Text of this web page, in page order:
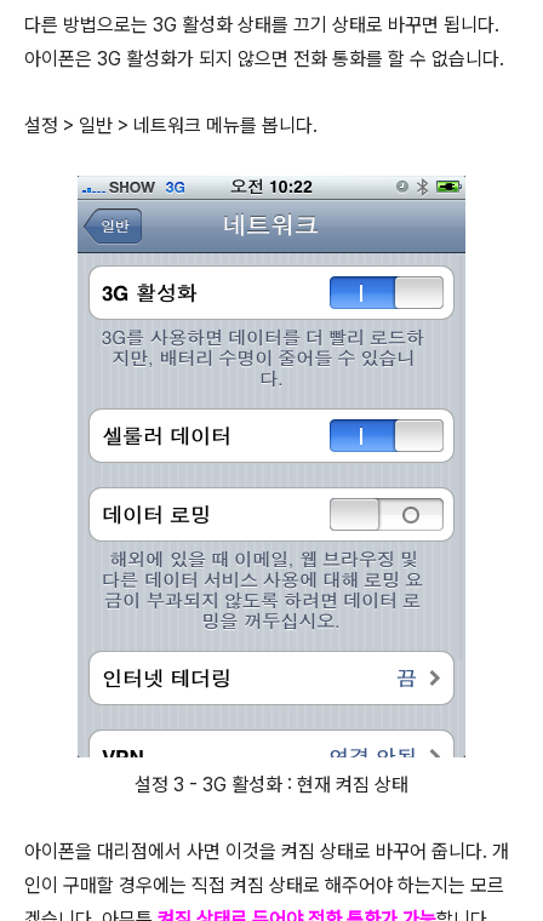
다른 방법으로는 3G 활성화 상태를 끄기 상태로 바꾸면 됩니다.
아이폰은 3G 활성화가 되지 않으면 전화 통화를 할 수 없습니다.
설정 > 일반 > 네트워크 메뉴를 봅니다.
설정 3 - 3G 활성화 : 현재 켜짐 상태
아이폰을 대리점에서 사면 이것을 켜짐 상태로 바꾸어 줍니다. 개
인이 구매할 경우에는 직접 켜짐 상태로 해주어야 하는지는 모르